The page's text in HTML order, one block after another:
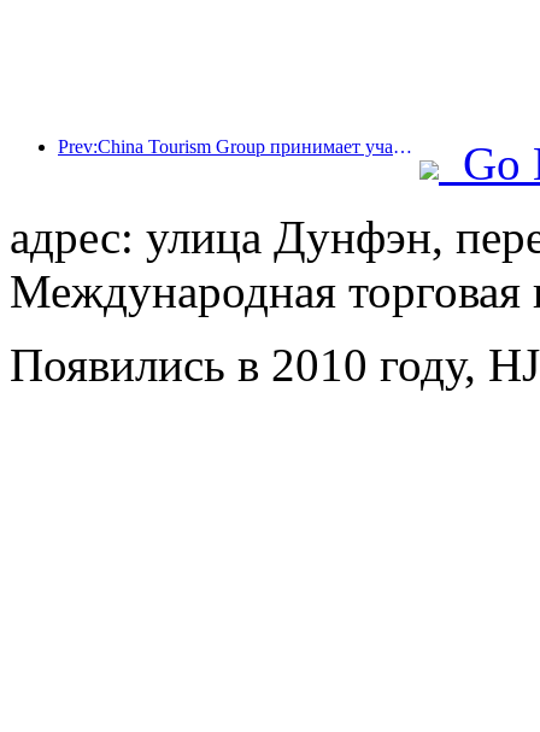
Prev:China Tourism Group принимает участие в Китайской международной импортной выставке уже восемь лет подряд, подписав контракты на сумму более 1 млрд долларов США.
Go
адрес: улица Дунфэн,
Международная
Появились в 2010 году,